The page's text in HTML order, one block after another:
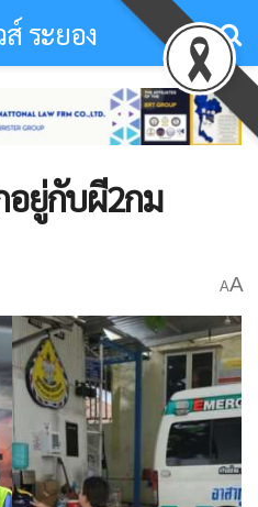
ระยอง
อยู่กับผี2กม
AA